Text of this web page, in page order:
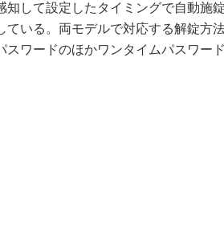
知して設定したタイミングで自動施
ている。両モデルで対応する解錠方
スワードのほかワンタイムパスワー